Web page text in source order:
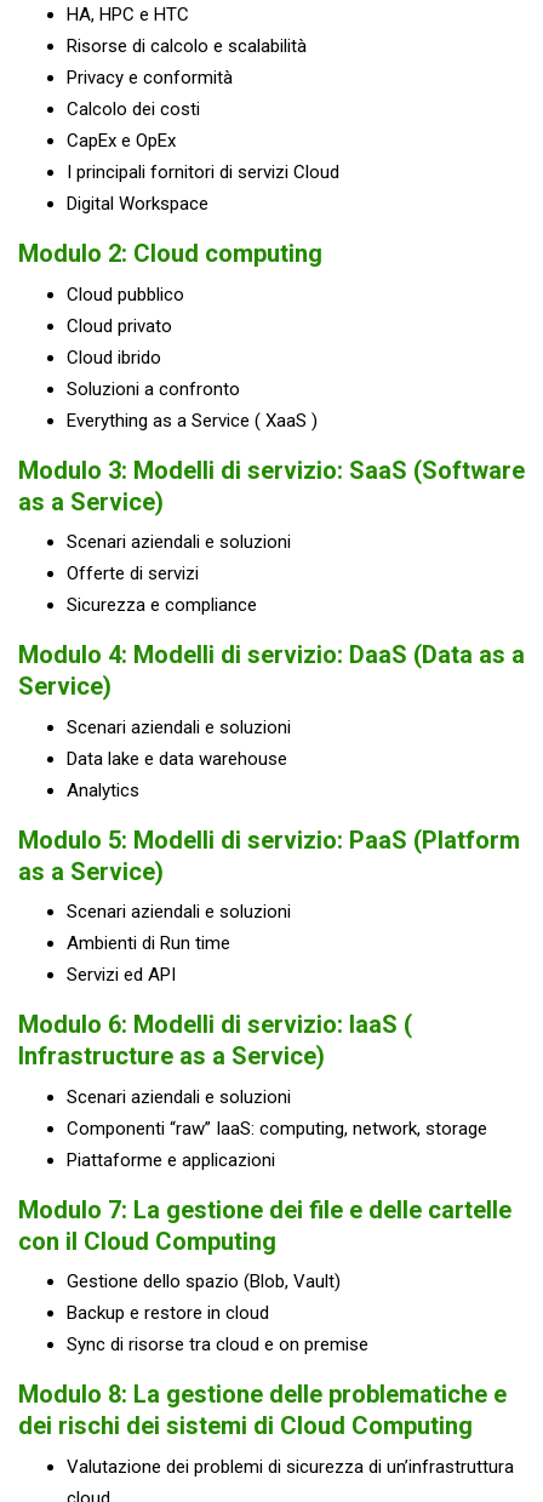
HA, HPC e HTC
Risorse di calcolo e scalabilità
Privacy e conformità
Calcolo dei costi
CapEx e OpEx
I principali fornitori di servizi Cloud
Digital Workspace
Modulo 2: Cloud computing
Cloud pubblico
Cloud privato
Cloud ibrido
Soluzioni a confronto
Everything as a Service ( XaaS )
Modulo 3: Modelli di servizio: SaaS (Software
as a Service)
Scenari aziendali e soluzioni
Offerte di servizi
Sicurezza e compliance
Modulo 4: Modelli di servizio: DaaS (Data as a
Service)
Scenari aziendali e soluzioni
Data lake e data warehouse
Analytics
Modulo 5: Modelli di servizio: PaaS (Platform
as a Service)
Scenari aziendali e soluzioni
Ambienti di Run time
Servizi ed API
Modulo 6: Modelli di servizio: IaaS (
Infrastructure as a Service)
Scenari aziendali e soluzioni
Componenti “raw” IaaS: computing, network, storage
Piattaforme e applicazioni
Modulo 7: La gestione dei file e delle cartelle
con il Cloud Computing
Gestione dello spazio (Blob, Vault)
Backup e restore in cloud
Sync di risorse tra cloud e on premise
Modulo 8: La gestione delle problematiche e
dei rischi dei sistemi di Cloud Computing
Valutazione dei problemi di sicurezza di un’infrastruttura